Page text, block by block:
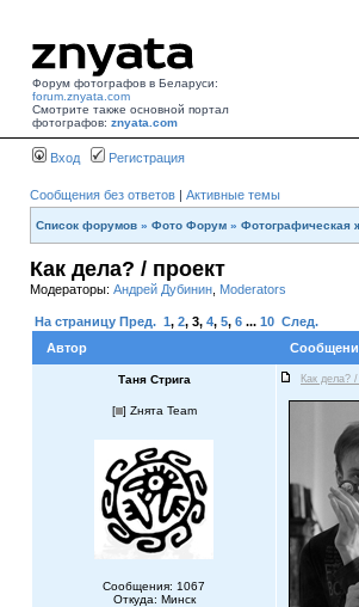
Форум фотографов в Беларуси:
forum.znyata.com
Смотрите также основной портал
фотографов: znyata.com
Вход Регистрация
Сообщения без ответов | Активные темы
Список форумов » Фото Форум » Фотографическая
Как дела? / проект
Модераторы: Андрей Дубинин Moderators
На страницу Пред. 1, 2, 3, 4, 5, 6 ... 10 След.
Автор
Таня Стрига Как дела?
[ ] Zнята Team
Сообщения: 1067
Откуда: Минск